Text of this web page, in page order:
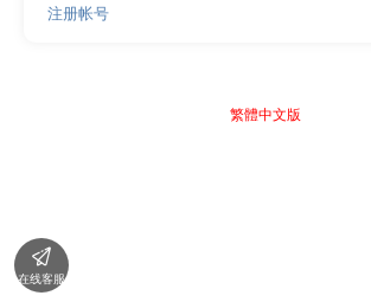
注册帐号
繁體中文版

在线客服